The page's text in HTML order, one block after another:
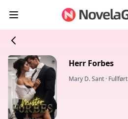
Herr Forbes
Mary D. Sant · Fullført